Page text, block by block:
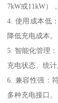
7kW或11kW）
4. 使用成本低
降低充电成本。
5. 智能化管理
充电状态、统计
6. 兼容性强：
多种充电接口。